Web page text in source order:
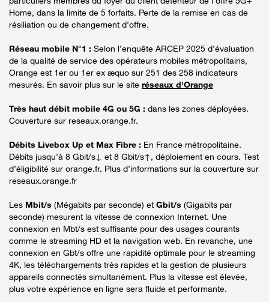
Home, dans la limite de 5 forfaits. Perte de la remise en cas de
résiliation ou de changement d’offre.
Réseau mobile N°1 : Selon l’enquête ARCEP 2025 d’évaluation
de la qualité de service des opérateurs mobiles métropolitains,
Orange est 1er ou 1er ex æquo sur 251 des 258 indicateurs
mesurés. En savoir plus sur le site réseaux d'Orange
Très haut débit mobile 4G ou 5G : dans les zones déployées.
Couverture sur reseaux.orange.fr.
Débits Livebox Up et Max Fibre : En France métropolitaine.
Débits jusqu’à 8 Gbit/s↓ et 8 Gbit/s↑, déploiement en cours. Test
d’éligibilité sur orange.fr. Plus d’informations sur la couverture sur
reseaux.orange.fr
Les Mbit/s (Mégabits par seconde) et Gbit/s (Gigabits par
seconde) mesurent la vitesse de connexion Internet. Une
connexion en Mbt/s est suffisante pour des usages courants
comme le streaming HD et la navigation web. En revanche, une
connexion en Gbt/s offre une rapidité optimale pour le streaming
4K, les téléchargements très rapides et la gestion de plusieurs
appareils connectés simultanément. Plus la vitesse est élevée,
plus votre expérience en ligne sera fluide et performante.